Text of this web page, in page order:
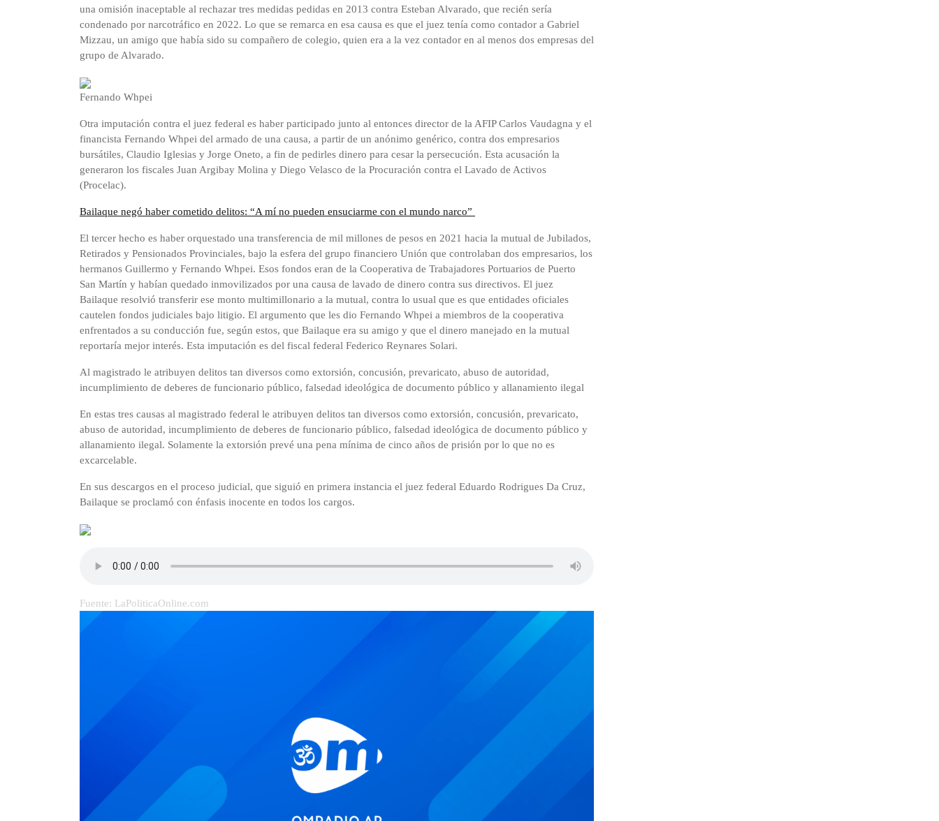
una omisión inaceptable al rechazar tres medidas pedidas en 2013 contra Esteban Alvarado, que recién sería
condenado por narcotráfico en 2022. Lo que se remarca en esa causa es que el juez tenía como contador a Gabriel
Mizzau, un amigo que había sido su compañero de colegio, quien era a la vez contador en al menos dos empresas del
grupo de Alvarado.
Fernando Whpei
Otra imputación contra el juez federal es haber participado junto al entonces director de la AFIP Carlos Vaudagna y el
financista Fernando Whpei del armado de una causa, a partir de un anónimo genérico, contra dos empresarios
bursátiles, Claudio Iglesias y Jorge Oneto, a fin de pedirles dinero para cesar la persecución. Esta acusación la
generaron los fiscales Juan Argibay Molina y Diego Velasco de la Procuración contra el Lavado de Activos
(Procelac).
Bailaque negó haber cometido delitos: “A mí no pueden ensuciarme con el mundo narco”
El tercer hecho es haber orquestado una transferencia de mil millones de pesos en 2021 hacia la mutual de Jubilados,
Retirados y Pensionados Provinciales, bajo la esfera del grupo financiero Unión que controlaban dos empresarios, los
hermanos Guillermo y Fernando Whpei. Esos fondos eran de la Cooperativa de Trabajadores Portuarios de Puerto
San Martín y habían quedado inmovilizados por una causa de lavado de dinero contra sus directivos. El juez
Bailaque resolvió transferir ese monto multimillonario a la mutual, contra lo usual que es que entidades oficiales
cautelen fondos judiciales bajo litigio. El argumento que les dio Fernando Whpei a miembros de la cooperativa
enfrentados a su conducción fue, según estos, que Bailaque era su amigo y que el dinero manejado en la mutual
reportaría mejor interés. Esta imputación es del fiscal federal Federico Reynares Solari.
Al magistrado le atribuyen delitos tan diversos como extorsión, concusión, prevaricato, abuso de autoridad,
incumplimiento de deberes de funcionario público, falsedad ideológica de documento público y allanamiento ilegal
En estas tres causas al magistrado federal le atribuyen delitos tan diversos como extorsión, concusión, prevaricato,
abuso de autoridad, incumplimiento de deberes de funcionario público, falsedad ideológica de documento público y
allanamiento ilegal. Solamente la extorsión prevé una pena mínima de cinco años de prisión por lo que no es
excarcelable.
En sus descargos en el proceso judicial, que siguió en primera instancia el juez federal Eduardo Rodrigues Da Cruz,
Bailaque se proclamó con énfasis inocente en todos los cargos.
Fuente: LaPoliticaOnline.com